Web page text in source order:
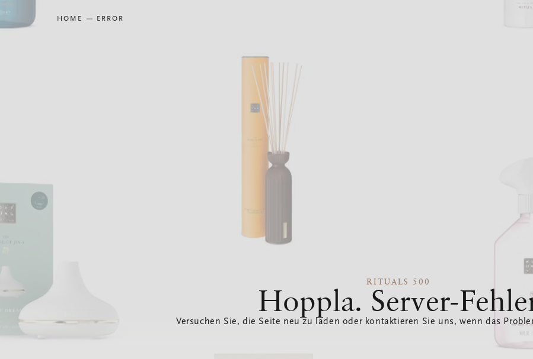
HOME ERROR
RITUALS 500
Hoppla. Server-
Versuchen Sie, die Seite neu zu laden oder kontaktieren Sie uns, wenn das